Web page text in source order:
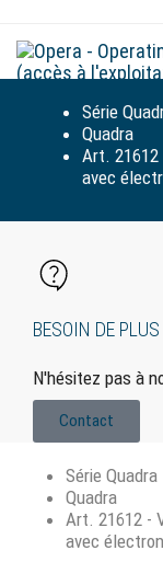
Série
Quadra
Art.
avec
BESOIN DE
N'hésitez pas à
Contact
Série Quadra
Quadra
Art. 21612 -
avec